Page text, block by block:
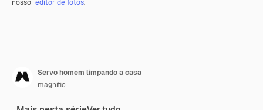
nosso editor de fotos.
Servo homem limpando a casa
magnific